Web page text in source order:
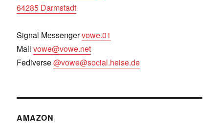
64285 Darmstadt
Signal Messengervowe.01
Mailvowe@vowe.net
Fediverse@vowe@social.heise.de
AMAZON